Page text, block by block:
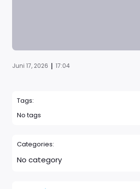
Juni 17, 2026 | 17:04
Tags:
No tags
Categories:
No category